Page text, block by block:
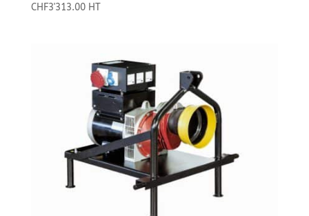
CHF3'313.00 HT